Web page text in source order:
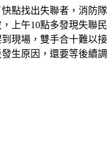
點找出失聯者，消防隊
上午10點多發現失聯民
現場，雙手合十難以接
生原因，還要等後續調